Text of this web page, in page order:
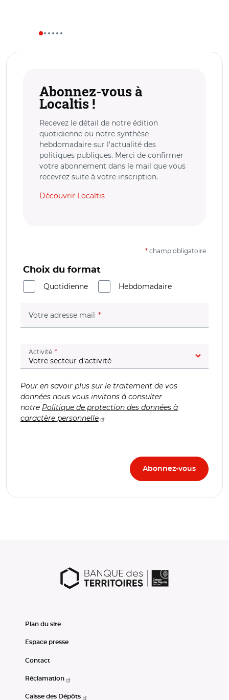
Abonnez-vous à
Localtis !
Recevez le détail de notre édition
quotidienne ou notre synthèse
hebdomadaire sur l’actualité des
politiques publiques. Merci de confirmer
votre abonnement dans le mail que vous
recevrez suite à votre inscription.
Découvrir Localtis
* champ obligatoire
Choix du format
Quotidienne
Hebdomadaire
Votre adresse mail (champ obligatoire)
Activité (champ obligatoire)
Pour en savoir plus sur le traitement de vos
données nous vous invitons à consulter
notre Politique de protection des données à
caractère personnelle
Plan du site
Espace presse
Contact
Réclamation
Caisse des Dépôts